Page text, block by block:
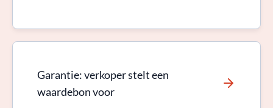
Garantie: verkoper stelt een
waardebon voor